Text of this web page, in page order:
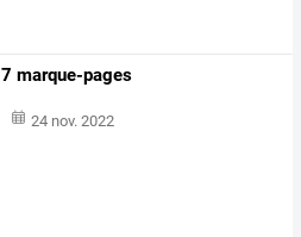
7 marque-pages
24 nov. 2022